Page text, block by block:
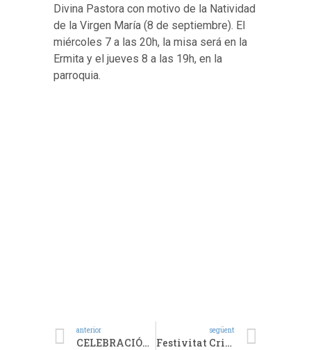
Divina Pastora con motivo de la Natividad
de la Virgen María (8 de septiembre). El
miércoles 7 a las 20h, la misa será en la
Ermita y el jueves 8 a las 19h, en la
parroquia.
anterior
CELEBRACIÓN DE LOS SANTOS PATRONES DE BÉTERA
següent
Festivitat Cristo de la Protecció